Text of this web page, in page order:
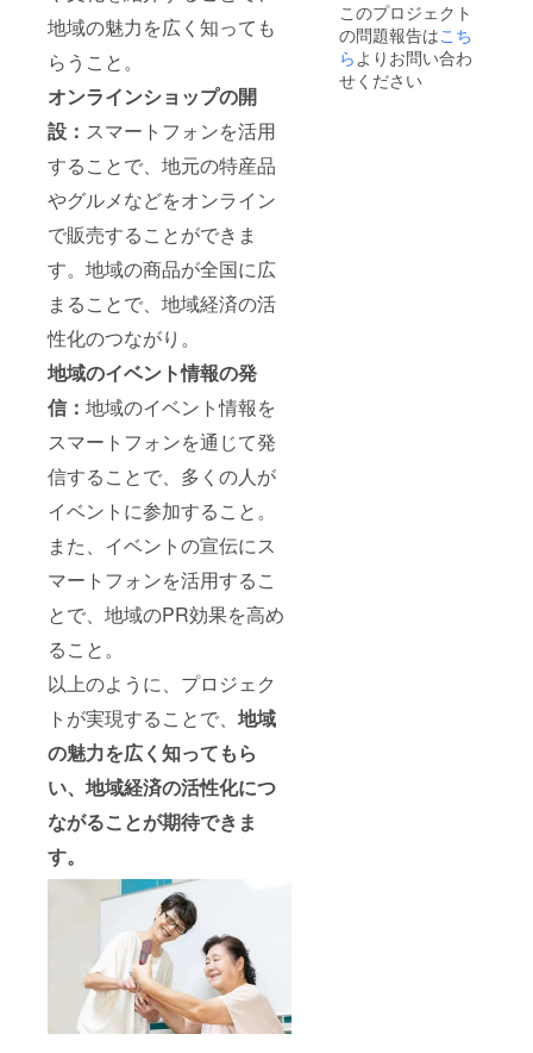
地域の魅力を広く知っても
らうこと。
オンラインショップの開
設： スマートフォンを活用
することで、地元の特産品
やグルメなどをオンライン
で販売することができま
す。地域の商品が全国に広
まることで、地域経済の活
性化のつながり。
地域のイベント情報の発
信： 地域のイベント情報を
スマートフォンを通じて発
信することで、多くの人が
イベントに参加すること。
また、イベントの宣伝にス
マートフォンを活用するこ
とで、地域のPR効果を高め
ること。
以上のように、プロジェク
トが実現することで、 地域
の魅力を広く知ってもら
い、地域経済の活性化につ
ながることが期待できま
す。
の添付
ファイ
ルで送
信して
下さ
の支援
者様一
年間の
掲載 ※
支援
ラー
は、オ
フホワ
イトで
す。 ★
このプロジェクト
の問題報告はこち
らよりお問い合わ
せください